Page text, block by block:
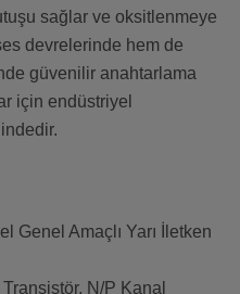
sağlar ve oksitlenmeye
devrelerinde hem de
güvenilir anahtarlama
için endüstriyel
Genel Amaçlı Yarı İletken
N/P Kanal